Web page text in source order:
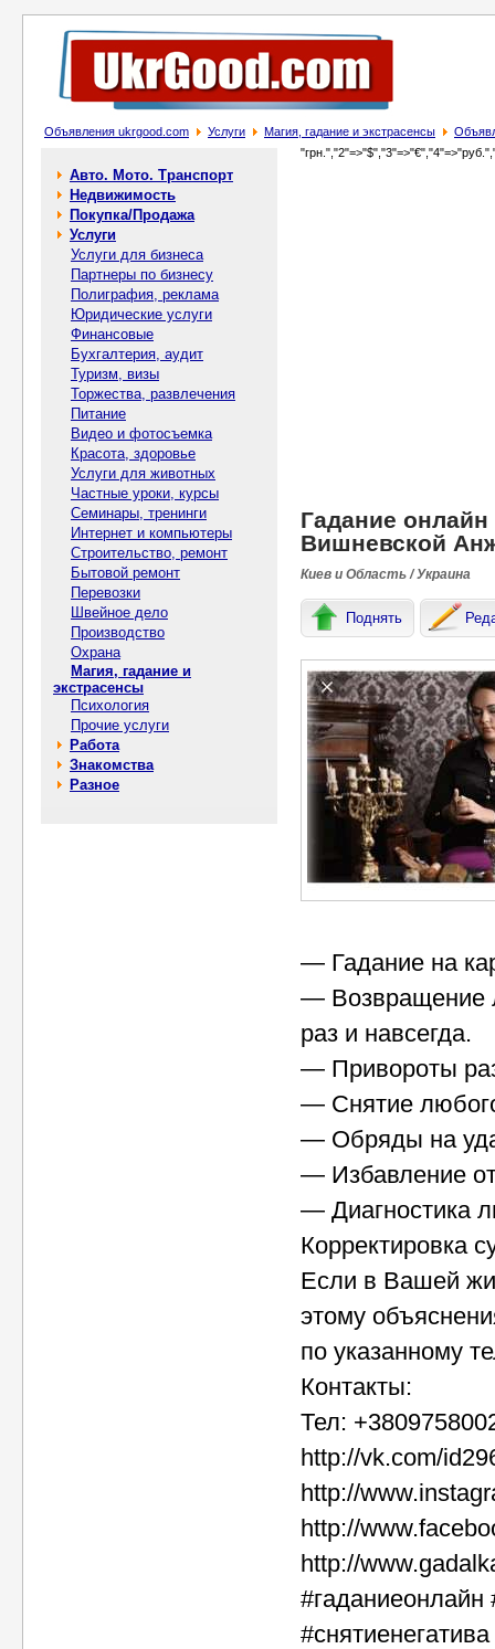
Объявления ukrgood.com Услуги Магия, гадание и экстрасенсы
Авто. Мото. Транспорт
Недвижимость
Покупка/Продажа
Услуги
Услуги для бизнеса
Партнеры по бизнесу
Полиграфия, реклама
Юридические услуги
Финансовые
Бухгалтерия, аудит
Туризм, визы
Торжества, развлечения
Питание
Видео и фотосъемка
Красота, здоровье
Услуги для животных
Частные уроки, курсы
Семинары, тренинги
Интернет и компьютеры
Строительство, ремонт
Бытовой ремонт
Перевозки
Швейное дело
Производство
Охрана
Магия, гадание и
экстрасенсы
Психология
Прочие услуги
Работа
Знакомства
Разное
Гадание
Вишневской
Киев и Область / Украина
Поднять
— Гадание на
— Возвращение
раз и навсегда.
— Привороты
— Снятие
— Обряды на
— Избавление
— Диагностика
Корректировка
Если в Вашей
этому
по указанному
Контакты:
Тел:
http://vk.com/
http://
http://
http://
#гаданиеонлайн